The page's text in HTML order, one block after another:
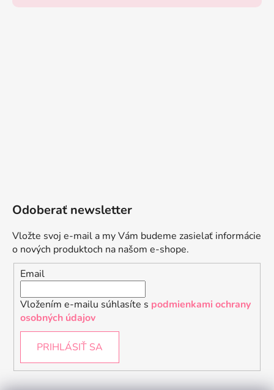
Odoberať newsletter
Vložte svoj e-mail a my Vám budeme zasielať informácie
o nových produktoch na našom e-shope.
Email
Vložením e-mailu súhlasíte s podmienkami ochrany
osobných údajov
PRIHLÁSIŤ SA